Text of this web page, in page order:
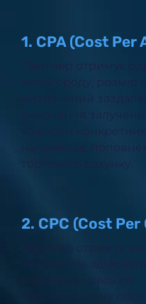
1. CPA (Cost Per
виконання
клієнтом конкретних
торгового рахунку.
2. CPC (Cost Per